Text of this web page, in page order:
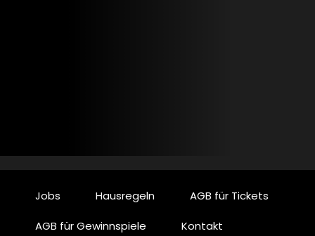
Jobs Hausregeln AGB für Tickets
AGB für Gewinnspiele Kontakt